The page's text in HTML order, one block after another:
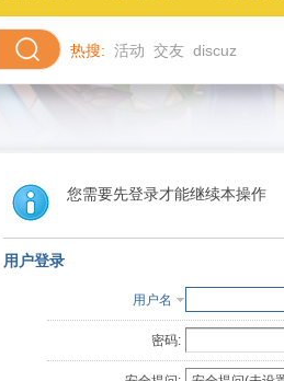
热搜: 活动 交友 discuz
您需要先登录才能继续本操作
用户登录
用户名
密码: